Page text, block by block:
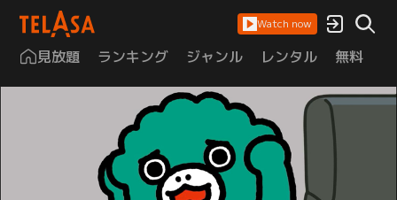
Watch now
見放題 ランキング ジャンル レンタル 無料